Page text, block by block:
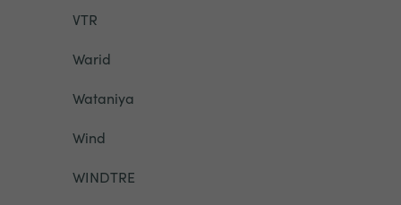
VTR
Warid
Wataniya
Wind
WINDTRE